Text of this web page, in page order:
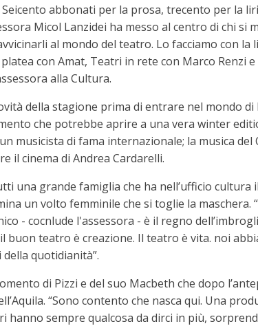
Seicento abbonati per la prosa, trecento per la
Micol Lanzidei ha messo al centro di chi
al mondo del teatro. Lo facciamo con
con Amat, Teatri in rete con Marco Renzi
alla Cultura.
della stagione prima di entrare nel mondo di
che potrebbe aprire a una vera winter
musicista di fama internazionale; la musica
il cinema di Andrea Cardarelli.
una grande famiglia che ha nell’ufficio
un volto femminile che si toglie la
- cocnlude l'assessora - è il regno
buon teatro è creazione. Il teatro è vita. noi
quotidianità”.
di Pizzi e del suo Macbeth che dopo
“Sono contento che nasca qui. Una
hanno sempre qualcosa da dirci in più,